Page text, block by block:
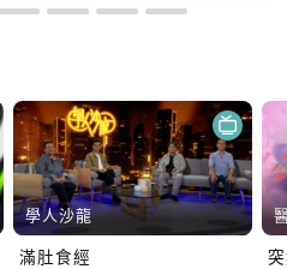
學人沙龍
滿肚食經